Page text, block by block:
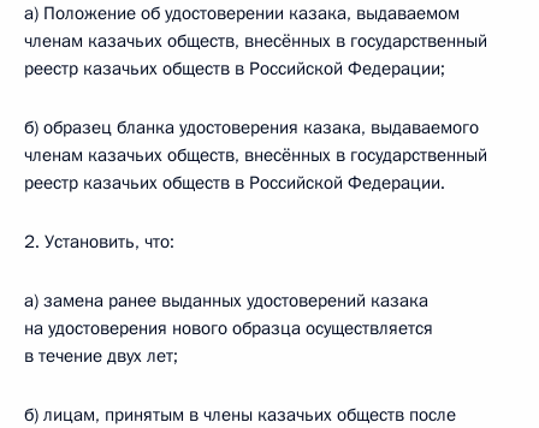
а) Положение об удостоверении казака, выдаваемом
членам казачьих обществ, внесённых в государственный
реестр казачьих обществ в Российской Федерации;
б) образец бланка удостоверения казака, выдаваемого
членам казачьих обществ, внесённых в государственный
реестр казачьих обществ в Российской Федерации.
2. Установить, что:
а) замена ранее выданных удостоверений казака
на удостоверения нового образца осуществляется
в течение двух лет;
б) лицам, принятым в члены казачьих обществ после